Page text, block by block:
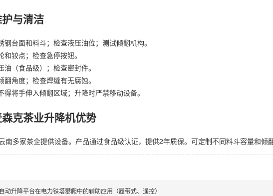
与清洁
钢台面和料斗；检查液压油位；测试倾翻机构。
和铰点；检查急停按钮。
油（食品级）；检查密封件。
翻角度；检查焊缝有无腐蚀。
得将手伸入倾翻区域；升降时严禁移动设备。
克茶业升降机优势
南多家茶企提供设备。产品通过食品级认证，提供2年质保。可定制不同料斗容量和倾
动升降平台在电力铁塔攀爬中的辅助应用（履带式、遥控）